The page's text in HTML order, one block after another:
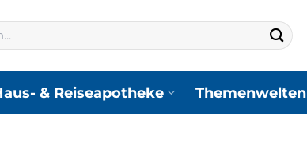
& Reiseapotheke Themenwelten